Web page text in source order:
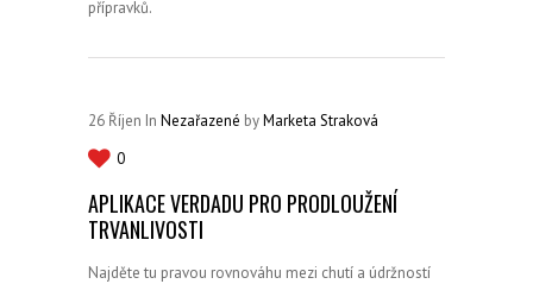
přípravků.
26 Říjen In Nezařazené byMarketa Straková
0
APLIKACE VERDADU PRO PRODLOUŽENÍ
TRVANLIVOSTI
Najděte tu pravou rovnováhu mezi chutí a údržností